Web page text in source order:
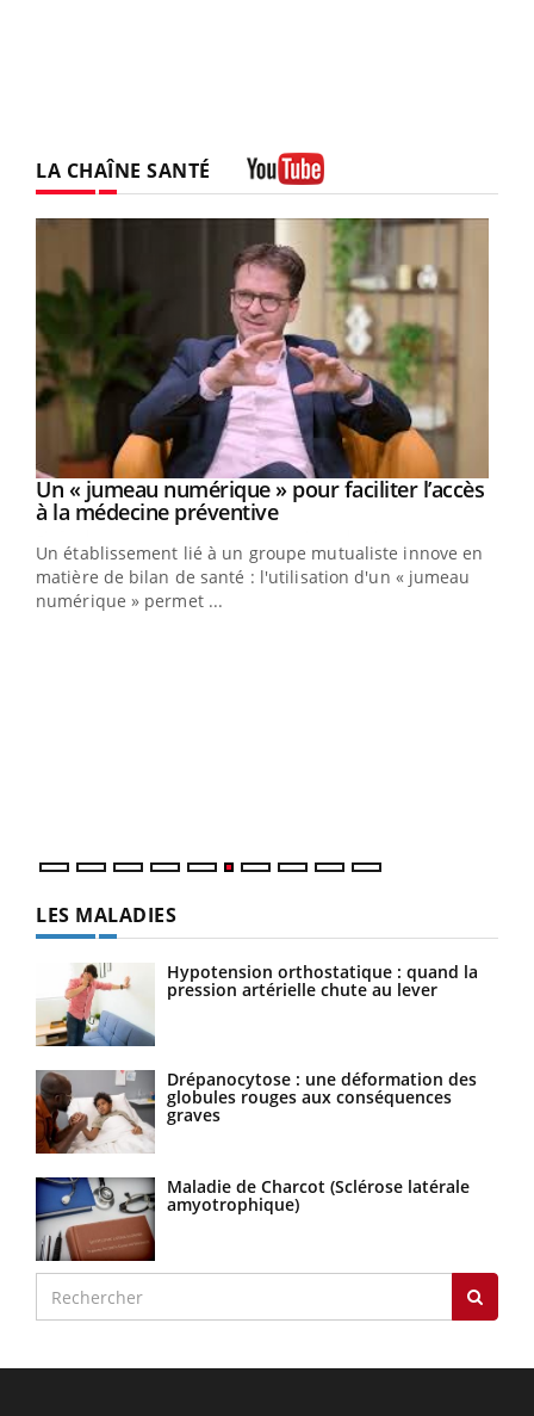
LA CHAÎNE SANTÉ
Youtube
Un « jumeau numérique » pour faciliter l’accès
à la médecine préventiveYoutube
Un établissement lié à un groupe mutualiste innove en
matière de bilan de santé : l'utilisation d'un « jumeau
numérique » permet ...
LES MALADIES
Hypotension orthostatique : quand la
pression artérielle chute au lever
Drépanocytose : une déformation des
globules rouges aux conséquences
graves
Maladie de Charcot (Sclérose latérale
amyotrophique)